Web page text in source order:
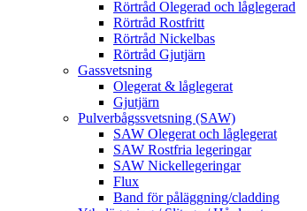
Rörtråd Olegerad och låglegerad
Rörtråd Rostfritt
Rörtråd Nickelbas
Rörtråd Gjutjärn
Gassvetsning
Olegerat & låglegerat
Gjutjärn
Pulverbågssvetsning (SAW)
SAW Olegerat och låglegerat
SAW Rostfria legeringar
SAW Nickellegeringar
Flux
Band för påläggning/cladding